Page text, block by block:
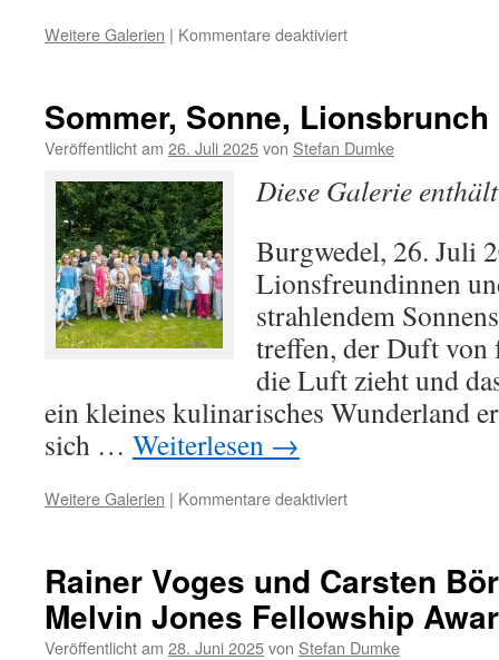
Weitere Galerien | Kommentare deaktiviertfür
am
11.
2025
Sommer, Sonne, Lionsbrunch
Veröffentlicht am 26. Juli 2025von Stefan Dumke
Diese Galerie
Burgwedel, 26. Juli
Lionsfreundinnen
strahlendem
treffen, der Duft
die Luft zieht und
ein kleines kulinarisches Wunderland
sich … Weiterlesen →
Weitere Galerien | Kommentare deaktiviertfür
Rainer Voges und Carsten
Melvin Jones Fellowship
Veröffentlicht am 28. Juni 2025von Stefan Dumke